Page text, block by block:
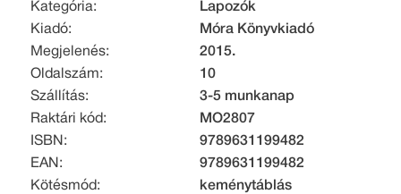
Kategória:
Lapozók
Kiadó:
Móra Könyvkiadó
Megjelenés:
2015.
Oldalszám:
10
Szállítás:
3-5 munkanap
Raktári kód:
MO2807
ISBN:
9789631199482
EAN:
9789631199482
Kötésmód:
keménytáblás